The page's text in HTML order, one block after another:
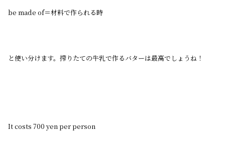
be made of＝材料で作られる時
と使い分けます。搾りたての牛乳で作るバターは最高でしょうね！
It costs 700 yen per person